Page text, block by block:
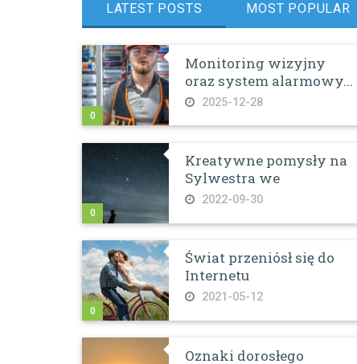
LATEST POSTS MOST POPULAR
Monitoring wizyjny
oraz system alarmowy...
2025-12-28
0
Kreatywne pomysły na
Sylwestra we
2022-09-30
0
Świat przeniósł się do
Internetu
2021-05-12
0
Oznaki dorosłego